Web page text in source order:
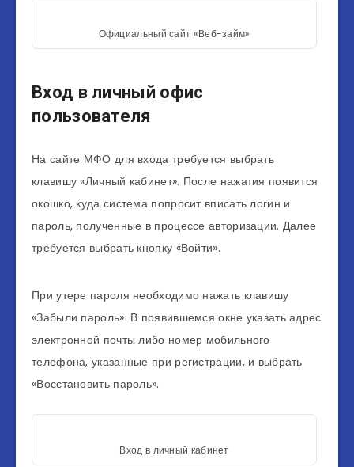
Официальный сайт «Веб-займ»
Вход в личный офис
пользователя
На сайте МФО для входа требуется выбрать
клавишу «Личный кабинет». После нажатия появится
окошко, куда система попросит вписать логин и
пароль, полученные в процессе авторизации. Далее
требуется выбрать кнопку «Войти».
При утере пароля необходимо нажать клавишу
«Забыли пароль». В появившемся окне указать адрес
электронной почты либо номер мобильного
телефона, указанные при регистрации, и выбрать
«Восстановить пароль».
Вход в личный кабинет